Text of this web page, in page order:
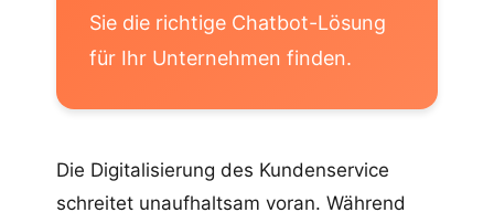
Sie die richtige Chatbot-Lösung
für Ihr Unternehmen finden.
Die Digitalisierung des Kundenservice
schreitet unaufhaltsam voran. Während